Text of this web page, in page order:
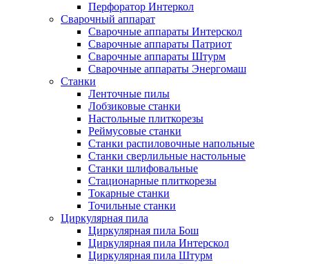
Перфоратор Интеркол
Сварочный аппарат
Сварочные аппараты Интерскол
Сварочные аппараты Патриот
Сварочные аппараты Штурм
Сварочные аппараты Энергомаш
Станки
Ленточные пилы
Лобзиковые станки
Настольные плиткорезы
Реймусовые станки
Станки распиловочные напольные
Станки сверлильные настольные
Станки шлифовальные
Стационарные плиткорезы
Токарные станки
Точильные станки
Циркулярная пила
Циркулярная пила Бош
Циркулярная пила Интерскол
Циркулярная пила Штурм